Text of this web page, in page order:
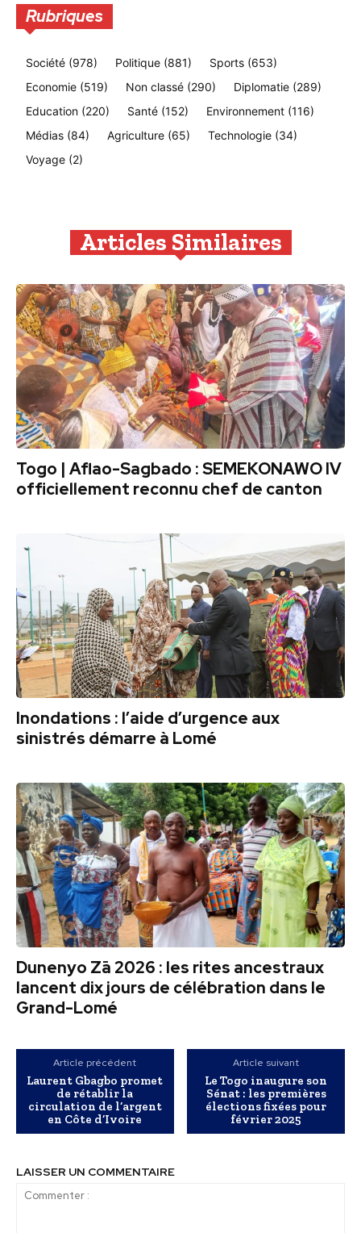
Rubriques
Société (978) Politique (881) Sports (653)
Economie (519) Non classé (290) Diplomatie (289)
Education (220) Santé (152) Environnement (116)
Médias (84) Agriculture (65) Technologie (34)
Voyage (2)
Articles Similaires
Togo | Aflao-Sagbado : SEMEKONAWO IV
officiellement reconnu chef de canton
Inondations : l’aide d’urgence aux
sinistrés démarre à Lomé
Dunenyo Zā 2026 : les rites ancestraux
lancent dix jours de célébration dans le
Grand-Lomé
Article précédent
Laurent Gbagbo promet
de rétablir la
circulation de l’argent
en Côte d’Ivoire
Article suivant
Le Togo inaugure son
Sénat : les premières
élections fixées pour
février 2025
LAISSER UN COMMENTAIRE